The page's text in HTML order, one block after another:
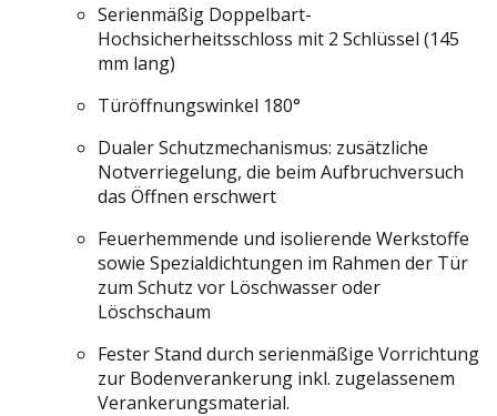
Serienmäßig Doppelbart-
Hochsicherheitsschloss mit 2 Schlüssel (145
mm lang)
Türöffnungswinkel 180°
Dualer Schutzmechanismus: zusätzliche
Notverriegelung, die beim Aufbruchversuch
das Öffnen erschwert
Feuerhemmende und isolierende Werkstoffe
sowie Spezialdichtungen im Rahmen der Tür
zum Schutz vor Löschwasser oder
Löschschaum
Fester Stand durch serienmäßige Vorrichtung
zur Bodenverankerung inkl. zugelassenem
Verankerungsmaterial.